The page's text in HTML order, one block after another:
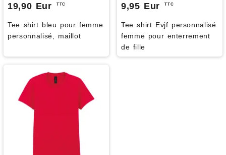
19,90 Eur TTC
Tee shirt bleu pour femme
personnalisé, maillot
9,95 Eur TTC
Tee shirt Evjf personnalisé
femme pour enterrement
de fille